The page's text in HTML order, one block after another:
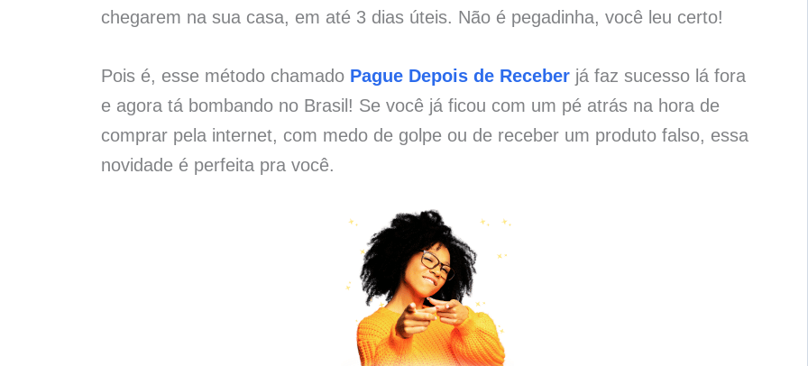
chegarem na sua casa, em até 3 dias úteis. Não é pegadinha, você leu certo!
Pois é, esse método chamado Pague Depois de Receber já faz sucesso lá fora
e agora tá bombando no Brasil! Se você já ficou com um pé atrás na hora de
comprar pela internet, com medo de golpe ou de receber um produto falso, essa
novidade é perfeita pra você.